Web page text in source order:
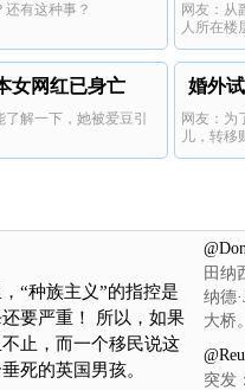
还有这种事？
网友：从
人所在楼
女网红已身亡
解一下，她被爱豆引
婚外
网友：为
儿，转移
“种族主义”的指控是
要严重！ 所以，如果
止，而一个移民说这
死的英国男孩。
田纳
纳德
大桥
幸！
突发